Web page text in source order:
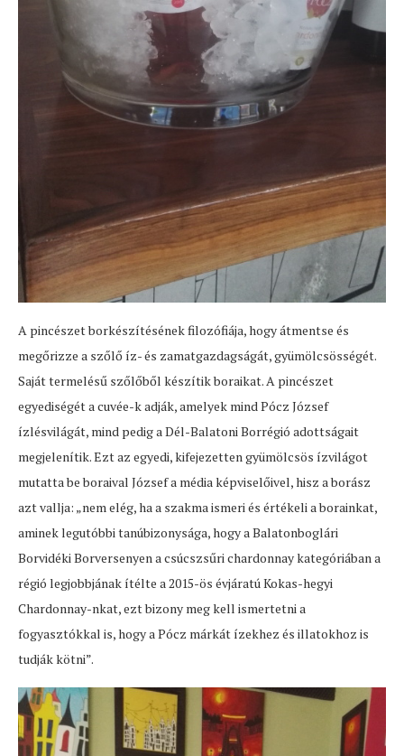
A pincészet borkészítésének filozófiája, hogy átmentse és
megőrizze a szőlő íz- és zamatgazdagságát, gyümölcsösségét.
Saját termelésű szőlőből készítik boraikat. A pincészet
egyediségét a cuvée-k adják, amelyek mind Pócz József
ízlésvilágát, mind pedig a Dél-Balatoni Borrégió adottságait
megjelenítik. Ezt az egyedi, kifejezetten gyümölcsös ízvilágot
mutatta be boraival József a média képviselőivel, hisz a borász
azt vallja: „nem elég, ha a szakma ismeri és értékeli a borainkat,
aminek legutóbbi tanúbizonysága, hogy a Balatonboglári
Borvidéki Borversenyen a csúcszsűri chardonnay kategóriában a
régió legjobbjának ítélte a 2015-ös évjáratú Kokas-hegyi
Chardonnay-nkat, ezt bizony meg kell ismertetni a
fogyasztókkal is, hogy a Pócz márkát ízekhez és illatokhoz is
tudják kötni”.